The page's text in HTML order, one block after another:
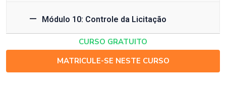
Módulo 10: Controle da Licitação
CURSO GRATUITO
MATRICULE-SE NESTE CURSO